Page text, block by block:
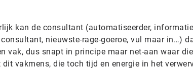
kan de consultant (automatiseerder,
nieuwste-rage-goeroe, vul maar in…)
vak, dus snapt in principe maar net-aan waar die
vakmens, die toch tijd en energie in het